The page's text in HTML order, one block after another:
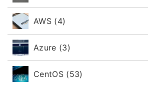
AWS (4)
Azure (3)
CentOS (53)